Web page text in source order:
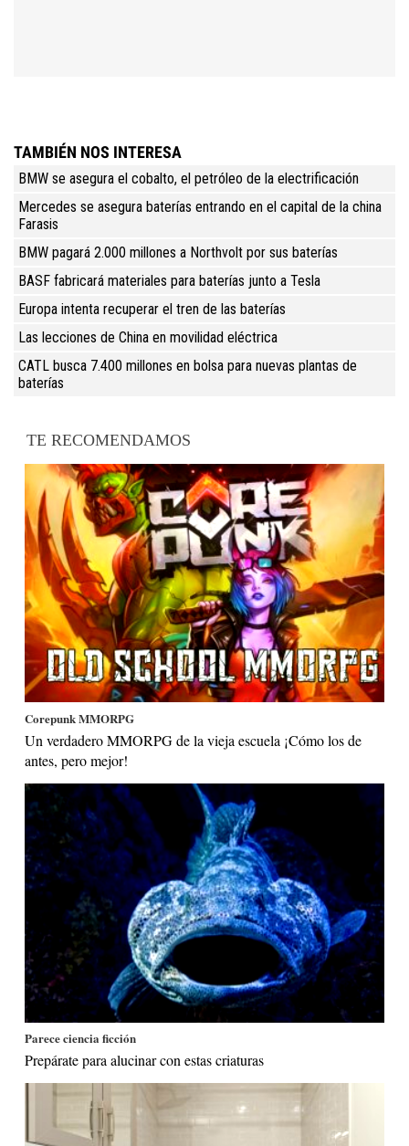
TAMBIÉN NOS INTERESA
BMW se asegura el cobalto, el petróleo de la electrificación
Mercedes se asegura baterías entrando en el capital de la china
Farasis
BMW pagará 2.000 millones a Northvolt por sus baterías
BASF fabricará materiales para baterías junto a Tesla
Europa intenta recuperar el tren de las baterías
Las lecciones de China en movilidad eléctrica
CATL busca 7.400 millones en bolsa para nuevas plantas de
baterías
TE RECOMENDAMOS
Corepunk MMORPG
Un verdadero MMORPG de la vieja escuela ¡Cómo los de
antes, pero mejor!
Parece ciencia ficción
Prepárate para alucinar con estas criaturas